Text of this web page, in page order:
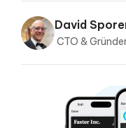
David
CTO &